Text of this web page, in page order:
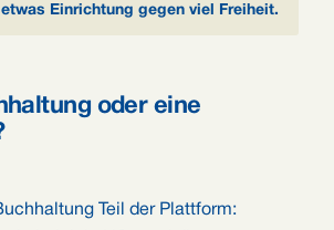
Einrichtung gegen viel Freiheit.
oder eine
Teil der Plattform: